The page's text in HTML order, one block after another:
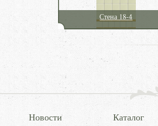
Стена 18-4
Новости Каталог